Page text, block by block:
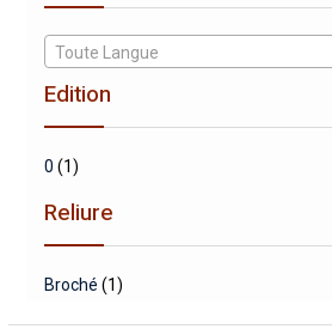
Toute Langue
Edition
0 (1)
Reliure
Broché (1)